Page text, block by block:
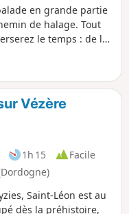
en grande partie
de halage. Tout
le temps : de la
la Roque Saint-
du passage des
Une version
(4,6km) sont
Vézère
1h 15
Facile
Saint-Léon est au
dès la préhistoire,